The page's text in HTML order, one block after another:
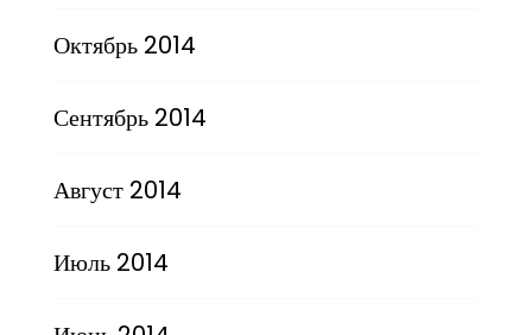
Октябрь 2014
Сентябрь 2014
Август 2014
Июль 2014